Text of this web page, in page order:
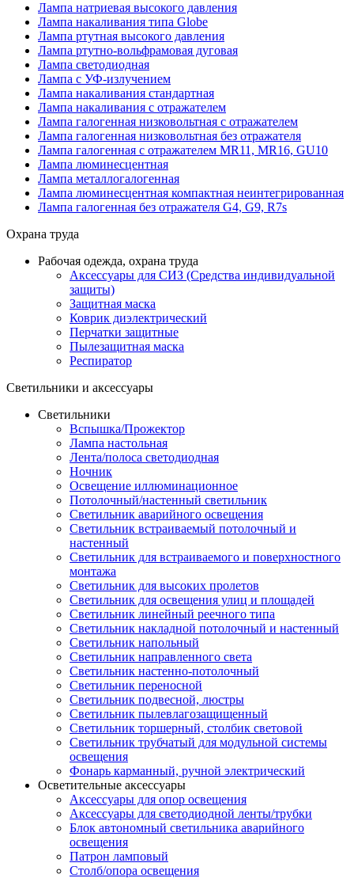
Лампа натриевая высокого давления
Лампа накаливания типа Globe
Лампа ртутная высокого давления
Лампа ртутно-вольфрамовая дуговая
Лампа светодиодная
Лампа с УФ-излучением
Лампа накаливания стандартная
Лампа накаливания с отражателем
Лампа галогенная низковольтная с отражателем
Лампа галогенная низковольтная без отражателя
Лампа галогенная с отражателем MR11, MR16, GU10
Лампа люминесцентная
Лампа металлогалогенная
Лампа люминесцентная компактная неинтегрированная
Лампа галогенная без отражателя G4, G9, R7s
Охрана труда
Рабочая одежда, охрана труда
Аксессуары для СИЗ (Средства индивидуальной
защиты)
Защитная маска
Коврик диэлектрический
Перчатки защитные
Пылезащитная маска
Респиратор
Светильники и аксессуары
Светильники
Вспышка/Прожектор
Лампа настольная
Лента/полоса светодиодная
Ночник
Освещение иллюминационное
Потолочный/настенный светильник
Светильник аварийного освещения
Светильник встраиваемый потолочный и
настенный
Светильник для встраиваемого и поверхностного
монтажа
Светильник для высоких пролетов
Светильник для освещения улиц и площадей
Светильник линейный реечного типа
Светильник накладной потолочный и настенный
Светильник напольный
Светильник направленного света
Светильник настенно-потолочный
Светильник переносной
Светильник подвесной, люстры
Светильник пылевлагозащищенный
Светильник торшерный, столбик световой
Светильник трубчатый для модульной системы
освещения
Фонарь карманный, ручной электрический
Осветительные аксессуары
Аксессуары для опор освещения
Аксессуары для светодиодной ленты/трубки
Блок автономный светильника аварийного
освещения
Патрон ламповый
Столб/опора освещения